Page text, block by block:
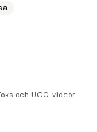
och UGC-videor